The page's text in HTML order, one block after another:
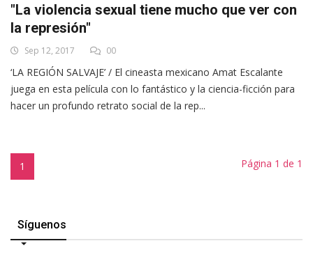
"La violencia sexual tiene mucho que ver con
la represión"
Sep 12, 2017 00
‘LA REGIÓN SALVAJE’ / El cineasta mexicano Amat Escalante
juega en esta película con lo fantástico y la ciencia-ficción para
hacer un profundo retrato social de la rep...
1 Página 1 de 1
Síguenos